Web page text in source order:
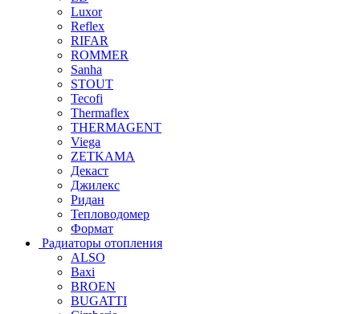
Luxor
Reflex
RIFAR
ROMMER
Sanha
STOUT
Tecofi
Thermaflex
THERMAGENT
Viega
ZETKAMA
Декаст
Джилекс
Ридан
Тепловодомер
Формат
Радиаторы отопления
ALSO
Baxi
BROEN
BUGATTI